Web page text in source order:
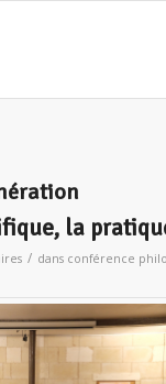
la
/ dans conférence philo